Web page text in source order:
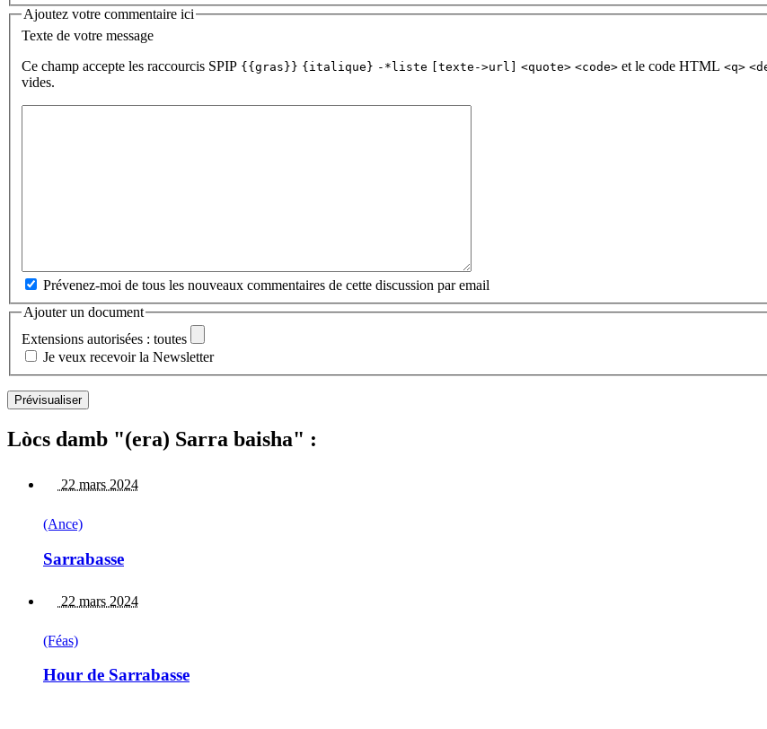
Ajoutez votre commentaire ici
Texte de votre message
Ce champ accepte les raccourcis SPIP {{gras}} {italique} -*liste [texte->url] <quote> <code> et le code HTML <q>
vides.
Prévenez-moi de tous les nouveaux commentaires de cette discussion par email
Ajouter un document
Extensions autorisées : toutes
Je veux recevoir la Newsletter
Lòcs damb "(era) Sarra baisha" :
22 mars 2024
(Ance)
Sarrabasse
22 mars 2024
(Féas)
Hour de Sarrabasse